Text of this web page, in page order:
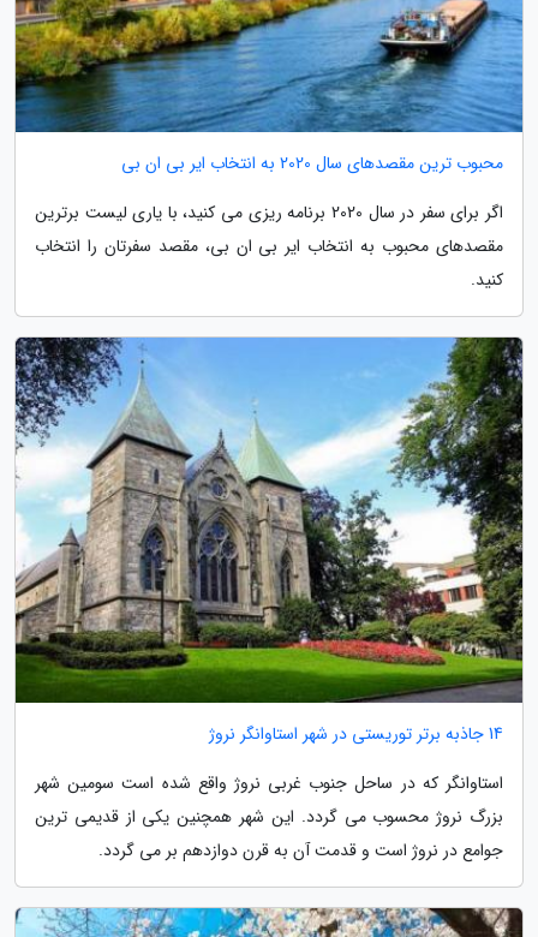
محبوب ترین مقصدهای سال 2020 به انتخاب ایر بی ان بی
اگر برای سفر در سال 2020 برنامه ریزی می کنید، با یاری لیست برترین
مقصدهای محبوب به انتخاب ایر بی ان بی، مقصد سفرتان را انتخاب
کنید.
14 جاذبه برتر توریستی در شهر استاوانگر نروژ
استاوانگر که در ساحل جنوب غربی نروژ واقع شده است سومین شهر
بزرگ نروژ محسوب می گردد. این شهر همچنین یکی از قدیمی ترین
جوامع در نروژ است و قدمت آن به قرن دوازدهم بر می گردد.